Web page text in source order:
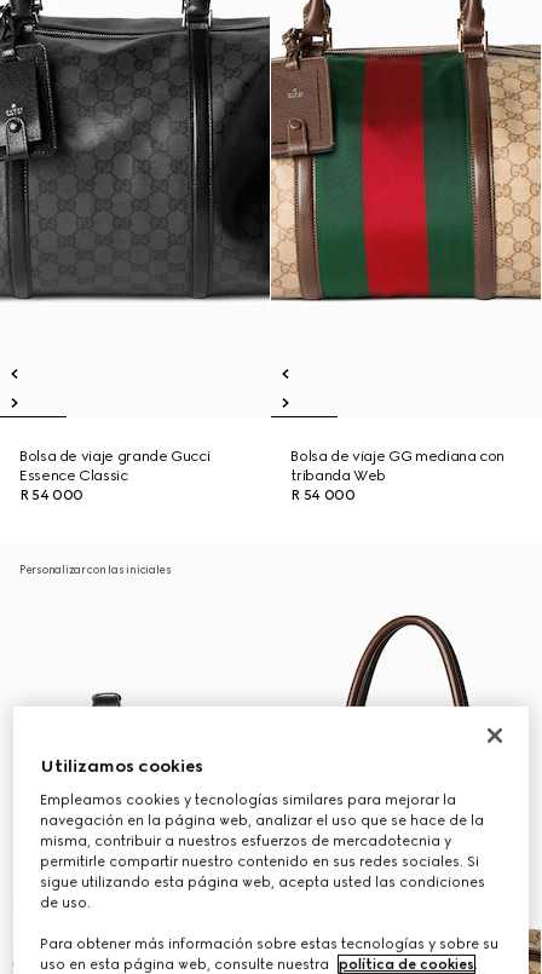
Bolsa de viaje grande Gucci
Essence Classic
R 54 000
Bolsa de viaje GG mediana con
tribanda Web
R 54 000
Personalizar con las iniciales
Utilizamos cookies
Empleamos cookies y tecnologías similares para mejorar la
navegación en la página web, analizar el uso que se hace de la
misma, contribuir a nuestros esfuerzos de mercadotecnia y
permitirle compartir nuestro contenido en sus redes sociales. Si
sigue utilizando esta página web, acepta usted las condiciones
de uso.
Para obtener más información sobre estas tecnologías y sobre su
uso en esta página web, consulte nuestra
política de cookies